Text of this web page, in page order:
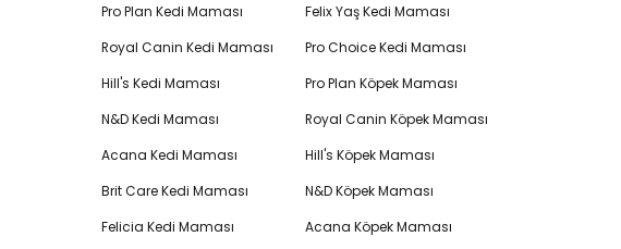
Pro Plan Kedi Maması
Royal Canin Kedi Maması
Hill's Kedi Maması
N&D Kedi Maması
Acana Kedi Maması
Brit Care Kedi Maması
Felicia Kedi Maması
Felix Yaş Kedi Maması
Pro Choice Kedi Maması
Pro Plan Köpek Maması
Royal Canin Köpek Maması
Hill's Köpek Maması
N&D Köpek Maması
Acana Köpek Maması